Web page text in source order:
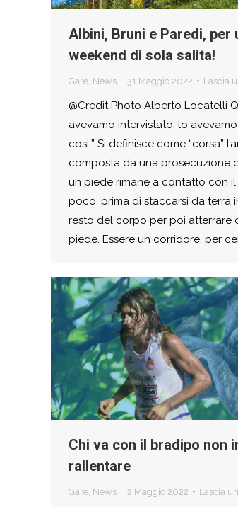
Albini, Bruni e Paredi, per
weekend di sola salita!
Gare News 31 Maggio 2022 Lascia
@Credit Photo Alberto Locatelli
avevamo intervistato, lo
cosi:” Si definisce come “corsa”
composta da una prosecuzione
un piede rimane a contatto con
poco, prima di staccarsi da terra
resto del corpo per poi atterrare
piede. Essere un corridore, per
Chi va con il bradipo non
rallentare
Gare News 2 Maggio 2022 Lascia